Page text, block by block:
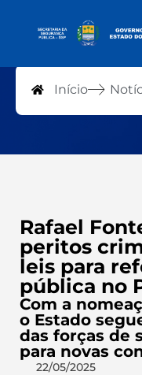
Notícias
Início
Rafael
peritos
leis para
pública no
Com a
o Estado
das forças de
para novas
22/05/2025